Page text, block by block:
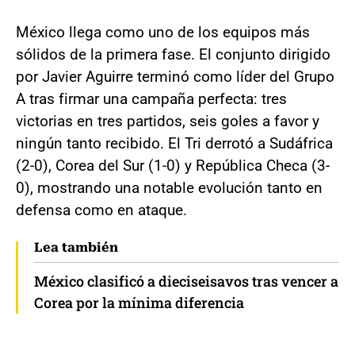
México llega como uno de los equipos más
sólidos de la primera fase. El conjunto dirigido
por Javier Aguirre terminó como líder del Grupo
A tras firmar una campaña perfecta: tres
victorias en tres partidos, seis goles a favor y
ningún tanto recibido. El Tri derrotó a Sudáfrica
(2-0), Corea del Sur (1-0) y República Checa (3-
0), mostrando una notable evolución tanto en
defensa como en ataque.
Lea también
México clasificó a dieciseisavos tras vencer a
Corea por la mínima diferencia